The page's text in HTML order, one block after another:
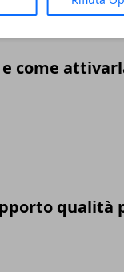
come
qualità